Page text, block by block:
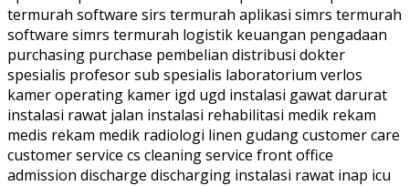
termurah software sirs termurah aplikasi simrs termurah
software simrs termurah logistik keuangan pengadaan
purchasing purchase pembelian distribusi dokter
spesialis profesor sub spesialis laboratorium verlos
kamer operating kamer igd ugd instalasi gawat darurat
instalasi rawat jalan instalasi rehabilitasi medik rekam
medis rekam medik radiologi linen gudang customer care
customer service cs cleaning service front office
admission discharge discharging instalasi rawat inap icu